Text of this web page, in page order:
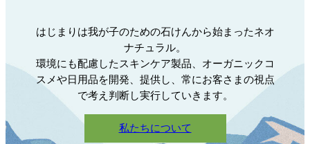
はじまりは我が子のための石けんから始まったネオ
ナチュラル。
環境にも配慮したスキンケア製品、オーガニックコ
スメや日用品を開発、提供し、常にお客さまの視点
で考え判断し実行していきます。
私たちについて